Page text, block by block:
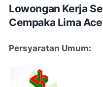
Lowongan Kerja
Cempaka Lima
Persyaratan Umum: